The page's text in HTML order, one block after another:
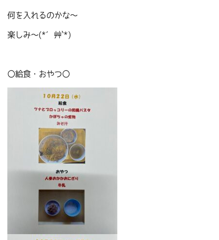
何を入れるのかな～
楽しみ～(*´艸`*)
〇給食・おやつ〇